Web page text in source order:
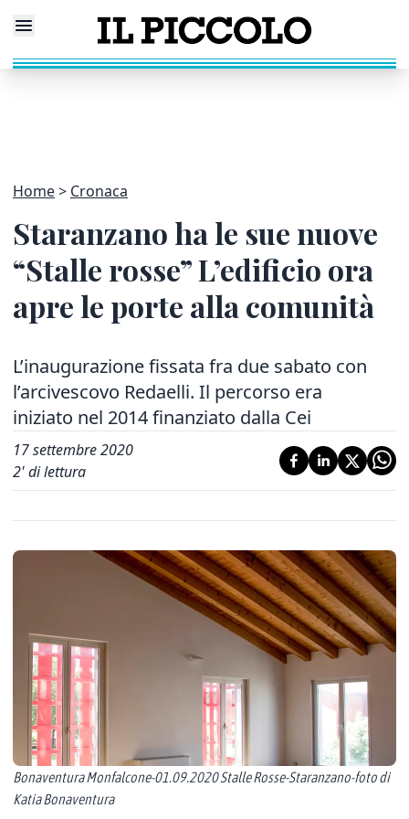
Home Cronaca
Staranzano ha le sue nuove
“Stalle rosse” L’edificio ora
apre le porte alla comunità
L’inaugurazione fissata fra due sabato con
l’arcivescovo Redaelli. Il percorso era
iniziato nel 2014 finanziato dalla Cei
17 settembre 2020
2' di lettura
Bonaventura Monfalcone-01.09.2020 Stalle Rosse-Staranzano-foto di
Katia Bonaventura